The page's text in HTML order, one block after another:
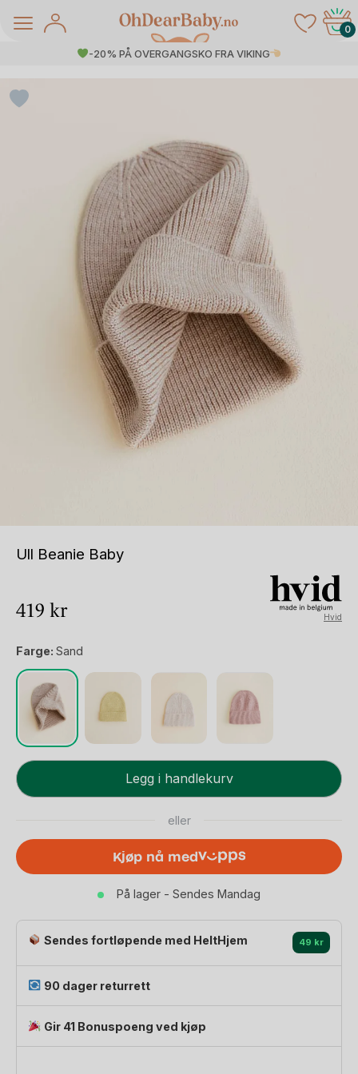
0
-20% PÅ OVERGANGSKO FRA VIKING
Ull Beanie Baby
419 kr Hvid
Farge: Sand
Ull
Beanie
Legg i handlekurv
eller
Kjøp nå med
På lager - Sendes Mandag
Sendes fortløpende med HeltHjem 49 kr
90 dager returrett
Gir 41 Bonuspoeng ved kjøp